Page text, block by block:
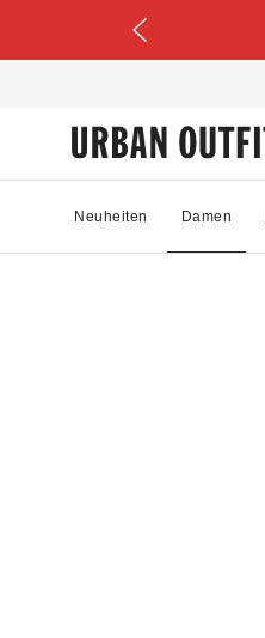
Neuheiten Damen